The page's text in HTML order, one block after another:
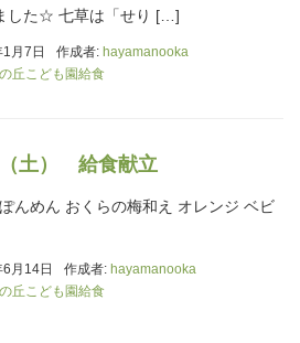
した☆ 七草は「せり […]
月7日 作成者: hayamanooka
丘こども園給食
（土） 給食献立
んめん おくらの梅和え オレンジ ベビ
月14日 作成者: hayamanooka
丘こども園給食